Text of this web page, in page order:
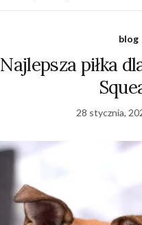
blog
Najlepsza piłka
28 stycznia,